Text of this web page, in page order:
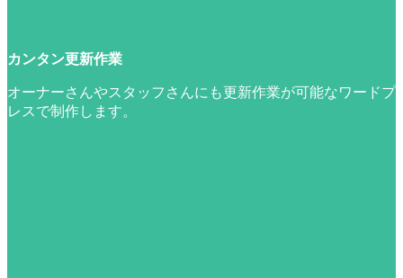
カンタン更新作業
オーナーさんやスタッフさんにも更新作業が可能なワードプ
レスで制作します。